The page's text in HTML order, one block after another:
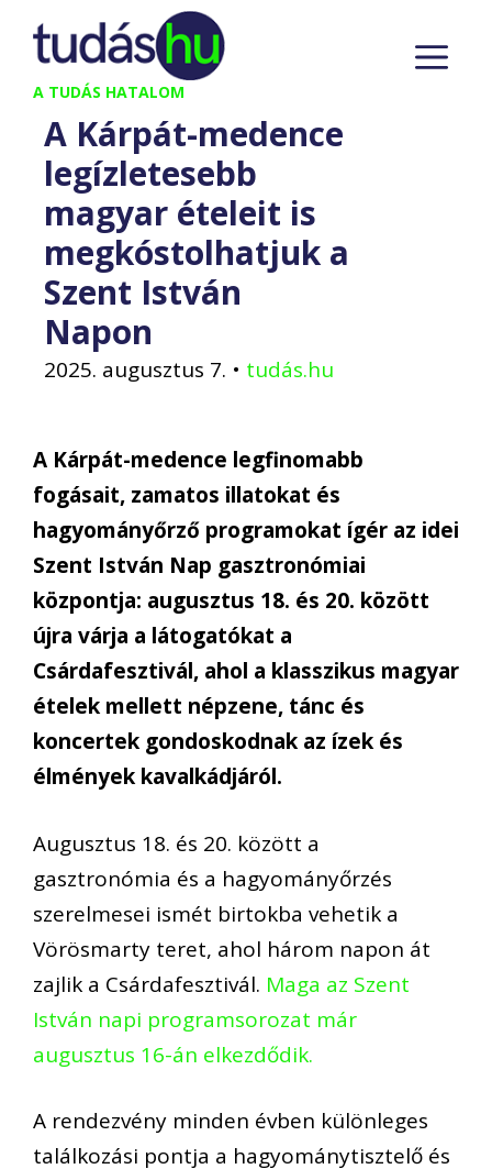
Kilépés
tartalomba
A TUDÁS HATALOM
A Kárpát-medence
legízletesebb
magyar ételeit is
megkóstolhatjuk a
Szent István
Napon
2025. augusztus 7. • tudás.hu
A Kárpát-medence legfinomabb
fogásait, zamatos illatokat és
hagyományőrző programokat ígér az idei
Szent István Nap gasztronómiai
központja: augusztus 18. és 20. között
újra várja a látogatókat a
Csárdafesztivál, ahol a klasszikus magyar
ételek mellett népzene, tánc és
koncertek gondoskodnak az ízek és
élmények kavalkádjáról.
Augusztus 18. és 20. között a
gasztronómia és a hagyományőrzés
szerelmesei ismét birtokba vehetik a
Vörösmarty teret, ahol három napon át
zajlik a Csárdafesztivál. Maga az Szent
István napi programsorozat már
augusztus 16-án elkezdődik.
A rendezvény minden évben különleges
találkozási pontja a hagyománytisztelő és